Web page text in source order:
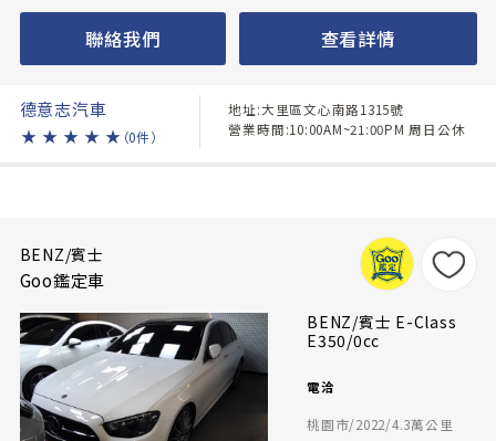
聯絡我們 查看詳情
德意志汽車
★ ★ ★ ★ ★ （0件）
地址:大里區文心南路1315號
營業時間:10:00AM~21:00PM 周日公休
BENZ/賓士
Goo鑑定車
BENZ/賓士 E-Class
E350/0cc
電洽
桃園市/2022/4.3萬公里